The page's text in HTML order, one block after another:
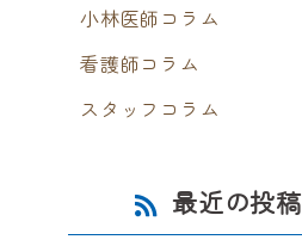
小林医師コラム
看護師コラム
スタッフコラム
最近の投稿